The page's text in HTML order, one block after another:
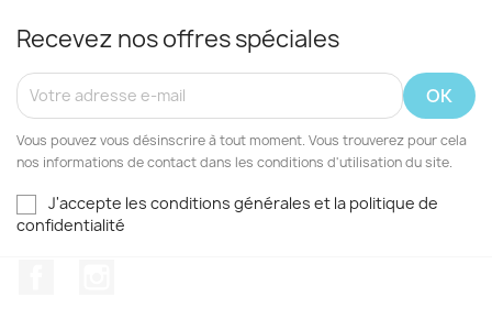
Recevez nos offres spéciales
Vous pouvez vous désinscrire à tout moment. Vous trouverez pour cela
nos informations de contact dans les conditions d'utilisation du site.
J'accepte les conditions générales et la politique de
confidentialité